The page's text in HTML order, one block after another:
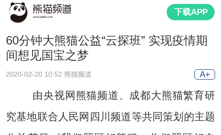
下载APP
60分钟大熊猫公益“云探班” 实现疫情期
间想见国宝之梦
2020-02-20 10:52 熊猫频道 A+
由央视网熊猫频道、成都大熊猫繁育研
究基地联合人民网四川频道等共同策划的主题